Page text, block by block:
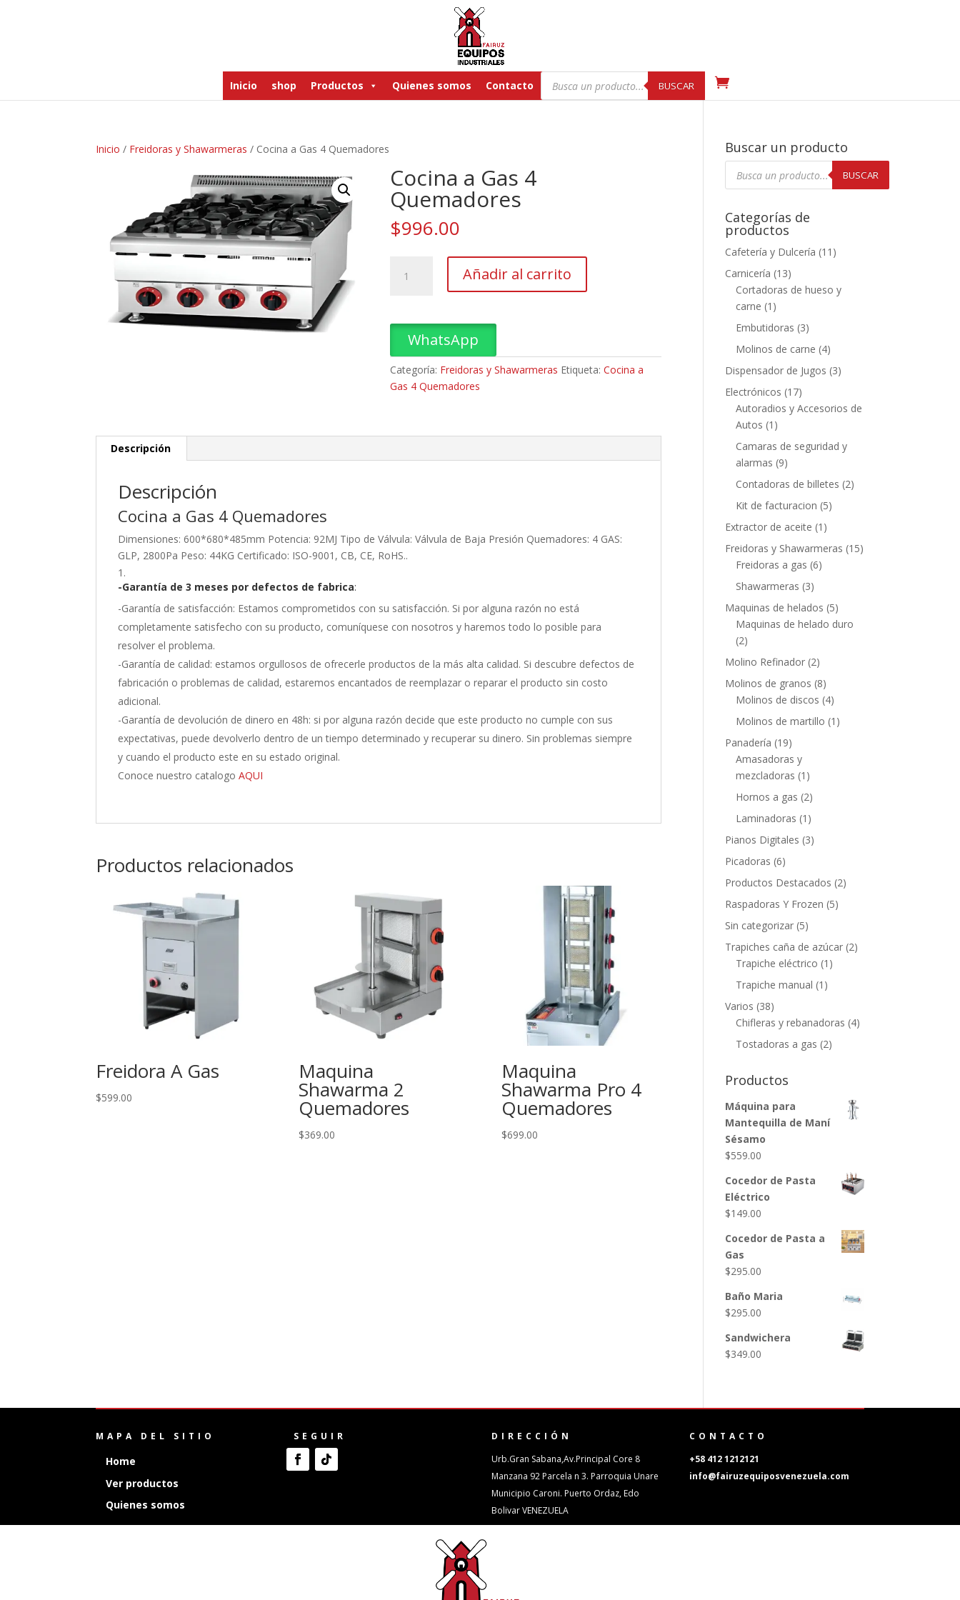
Inicio shop Productos Quienes somos Contacto
Búsqueda
productos
BUSCAR
Inicio / Freidoras y Shawarmeras / Cocina a Gas 4 Quemadores
Cocina a Gas 4
Quemadores
$996.00
Quemadores
cantidad
Añadir al carrito
WhatsApp
Categoría: Freidoras y Shawarmeras Etiqueta:Cocina a
Gas 4 Quemadores
Descripción
Descripción
Cocina a Gas 4 Quemadores
Dimensiones: 600*680*485mm Potencia: 92MJ Tipo de Válvula: Válvula de Baja Presión Quemadores: 4 GAS:
GLP, 2800Pa Peso: 44KG Certificado: ISO-9001, CB, CE, RoHS..
-Garantía de 3 meses por defectos de fabrica:
-Garantía de satisfacción: Estamos comprometidos con su satisfacción. Si por alguna razón no está
completamente satisfecho con su producto, comuníquese con nosotros y haremos todo lo posible para
resolver el problema.
-Garantía de calidad: estamos orgullosos de ofrecerle productos de la más alta calidad. Si descubre defectos de
fabricación o problemas de calidad, estaremos encantados de reemplazar o reparar el producto sin costo
adicional.
-Garantía de devolución de dinero en 48h: si por alguna razón decide que este producto no cumple con sus
expectativas, puede devolverlo dentro de un tiempo determinado y recuperar su dinero. Sin problemas siempre
y cuando el producto este en su estado original.
Conoce nuestro catalogoAQUI
Productos relacionados
Freidora A Gas
$599.00
Maquina
Shawarma 2
Quemadores
$369.00
Maquina
Shawarma Pro 4
Quemadores
$699.00
Buscar un producto
Búsqueda
productos
BUSCAR
Categorías de
productos
Cafetería y Dulcería (11)
Carnicería (13)
Cortadoras de hueso y
carne (1)
Embutidoras (3)
Molinos de carne (4)
Dispensador de Jugos (3)
Electrónicos (17)
Autoradios y Accesorios de
Autos (1)
Camaras de seguridad y
alarmas (9)
Contadoras de billetes (2)
Kit de facturacion (5)
Extractor de aceite (1)
Freidoras y Shawarmeras (15)
Freidoras a gas (6)
Shawarmeras (3)
Maquinas de helados (5)
Maquinas de helado duro
(2)
Molino Refinador (2)
Molinos de granos (8)
Molinos de discos (4)
Molinos de martillo (1)
Panadería (19)
Amasadoras y
mezcladoras (1)
Hornos a gas (2)
Laminadoras (1)
Pianos Digitales (3)
Picadoras (6)
Productos Destacados (2)
Raspadoras Y Frozen (5)
Sin categorizar (5)
Trapiches caña de azúcar (2)
Trapiche eléctrico (1)
Trapiche manual (1)
Varios (38)
Chifleras y rebanadoras (4)
Tostadoras a gas (2)
Productos
Máquina para
Mantequilla de Maní
Sésamo
$559.00
Cocedor de Pasta
Eléctrico
$149.00
Cocedor de Pasta a
Gas
$295.00
Baño Maria
$295.00
Sandwichera
$349.00
MAPA DEL SITIO
Home
Ver productos
Quienes somos
SEGUIR
DIRECCIÓN
Urb.Gran Sabana,Av.Principal Core 8
Manzana 92 Parcela n 3. Parroquia Unare
Municipio Caroni. Puerto Ordaz, Edo
Bolivar VENEZUELA
CONTACTO
+58 412 1212121
info@fairuzequiposvenezuela.com